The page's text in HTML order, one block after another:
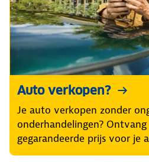
Auto verkopen?
Je auto verkopen zonder
onderhandelingen?
gegarandeerde prijs voor je